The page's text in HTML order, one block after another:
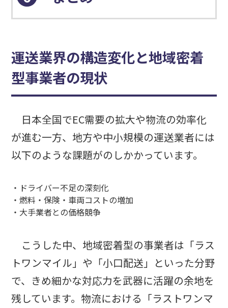
運送業界の構造変化と地域密着
型事業者の現状
日本全国でEC需要の拡大や物流の効率化
が進む一方、地方や中小規模の運送業者には
以下のような課題がのしかかっています。
・ドライバー不足の深刻化
・燃料・保険・車両コストの増加
・大手業者との価格競争
こうした中、地域密着型の事業者は「ラス
トワンマイル」や「小口配送」といった分野
で、きめ細かな対応力を武器に活躍の余地を
残しています。物流における「ラストワンマ